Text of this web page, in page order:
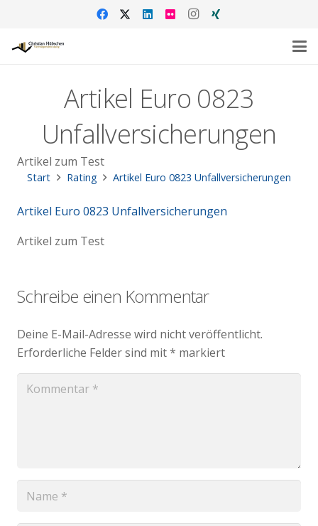
Artikel Euro 0823
Unfallversicherungen
Artikel zum Test
Start Rating Artikel Euro 0823 Unfallversicherungen
Artikel Euro 0823 Unfallversicherungen
Artikel zum Test
Schreibe einen Kommentar
Deine E-Mail-Adresse wird nicht veröffentlicht.
Erforderliche Felder sind mit* markiert